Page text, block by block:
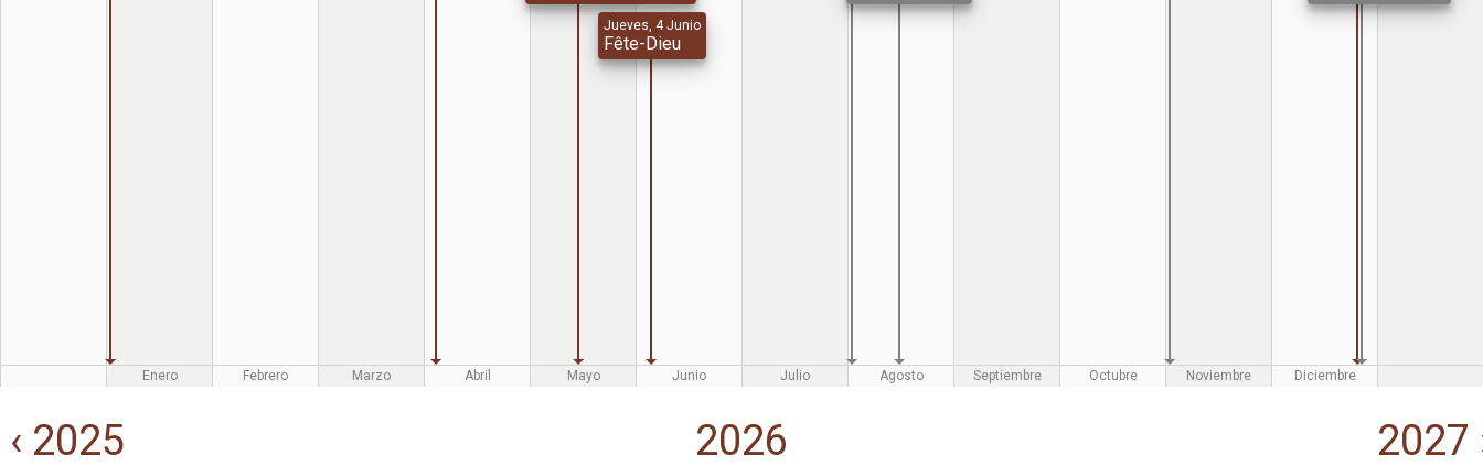
Jueves, 4 Junio
Fête-Dieu
Enero Febrero Marzo Abril Mayo Junio Julio Agosto Septiembre Octubre Noviembre Diciembre
‹ 2025 2026 2027